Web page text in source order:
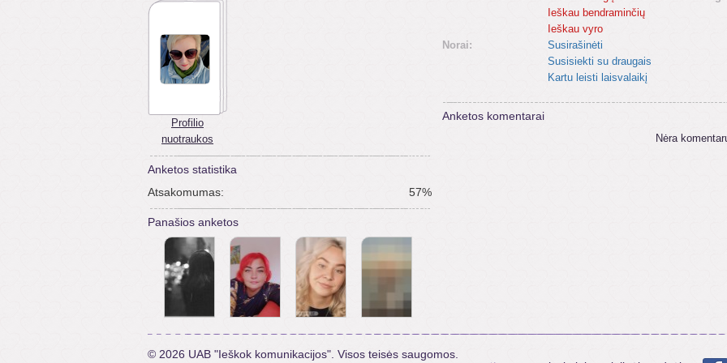
Profilio
nuotraukos
Anketos statistika
Atsakomumas:
57%
Panašios anketos
Ieškau bendraminčių
Ieškau vyro
Norai:
Susirašinėti
Susisiekti su draugais
Kartu leisti laisvalaikį
Anketos komentarai
Nėra
© 2026 UAB "Ieškok komunikacijos". Visos teisės saugomos.